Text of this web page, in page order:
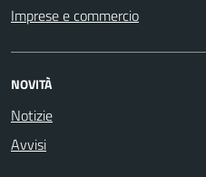
Imprese e commercio
NOVITÀ
Notizie
Avvisi